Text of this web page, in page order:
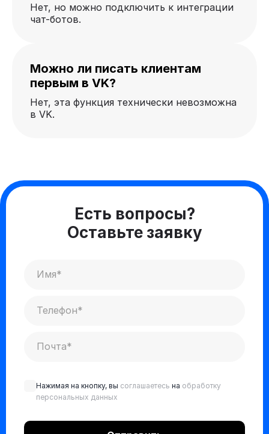
Нет, но можно подключить к интеграции
чат-ботов.
Можно ли писать клиентам
первым в VK?
Нет, эта функция технически невозможна
в VK.
Есть вопросы?
Оставьте заявку
Нажимая на кнопку, вы соглашаетесь на обработку
персональных данных